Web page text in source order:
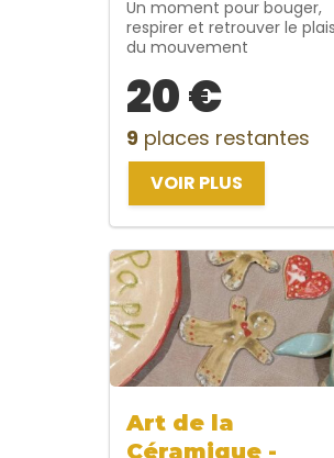
Un moment pour bouger,
respirer et retrouver le
du mouvement
20 €
9 places restantes
VOIR PLUS
Art de la
Céramique -